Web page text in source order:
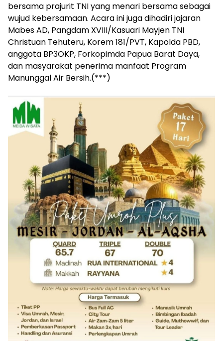
bersama prajurit TNI yang menari bersama sebagai
wujud kebersamaan. Acara ini juga dihadiri jajaran
Mabes AD, Pangdam XVIII/Kasuari Mayjen TNI
Christuan Tehuteru, Korem 181/PVT, Kapolda PBD,
anggota BP3OKP, Forkopimda Papua Barat Daya,
dan masyarakat penerima manfaat Program
Manunggal Air Bersih.(***)